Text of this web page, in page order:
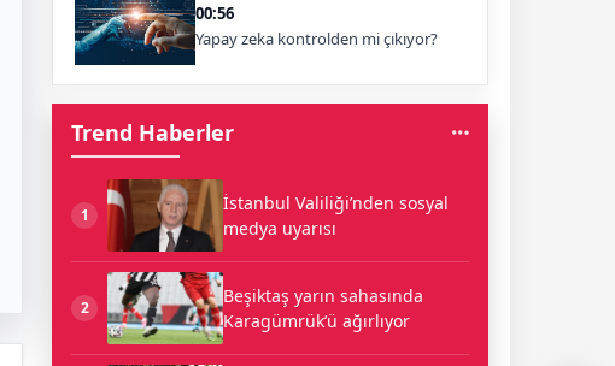
00:56
Yapay zeka kontrolden mi çıkıyor?
Trend Haberler
1
İstanbul Valiliği’nden sosyal
medya uyarısı
2
Beşiktaş yarın sahasında
Karagümrük’ü ağırlıyor